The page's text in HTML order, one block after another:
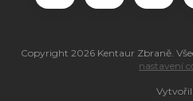
Copyright 2026 Kentaur Zbraně.
nastavení